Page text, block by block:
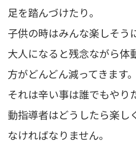
足を踏んづけたり。
子供の時はみんな楽しそう
大人になると残念ながら体
方がどんどん減ってきます。
それは辛い事は誰でもやり
動指導者はどうしたら楽し
なければなりません。